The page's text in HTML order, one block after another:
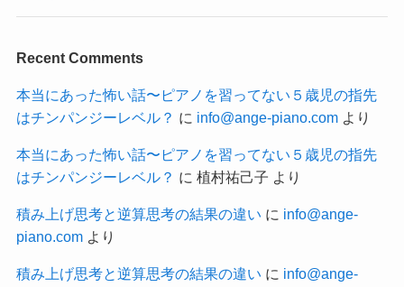
Recent Comments
本当にあった怖い話〜ピアノを習ってない５歳児の指先
はチンパンジーレベル？ に info@ange-piano.comより
本当にあった怖い話〜ピアノを習ってない５歳児の指先
はチンパンジーレベル？ に 植村祐己子 より
積み上げ思考と逆算思考の結果の違い に info@ange-
piano.comより
積み上げ思考と逆算思考の結果の違い に info@ange-